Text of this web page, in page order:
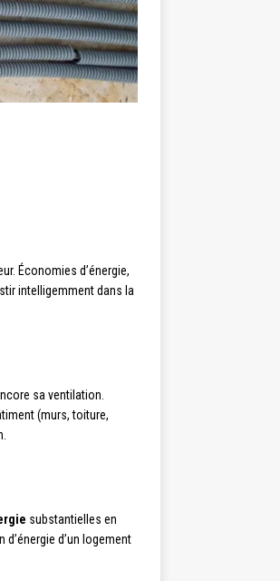
Économies d’énergie,
intelligemment dans la
sa ventilation.
(murs, toiture,
substantielles en
d’un logement